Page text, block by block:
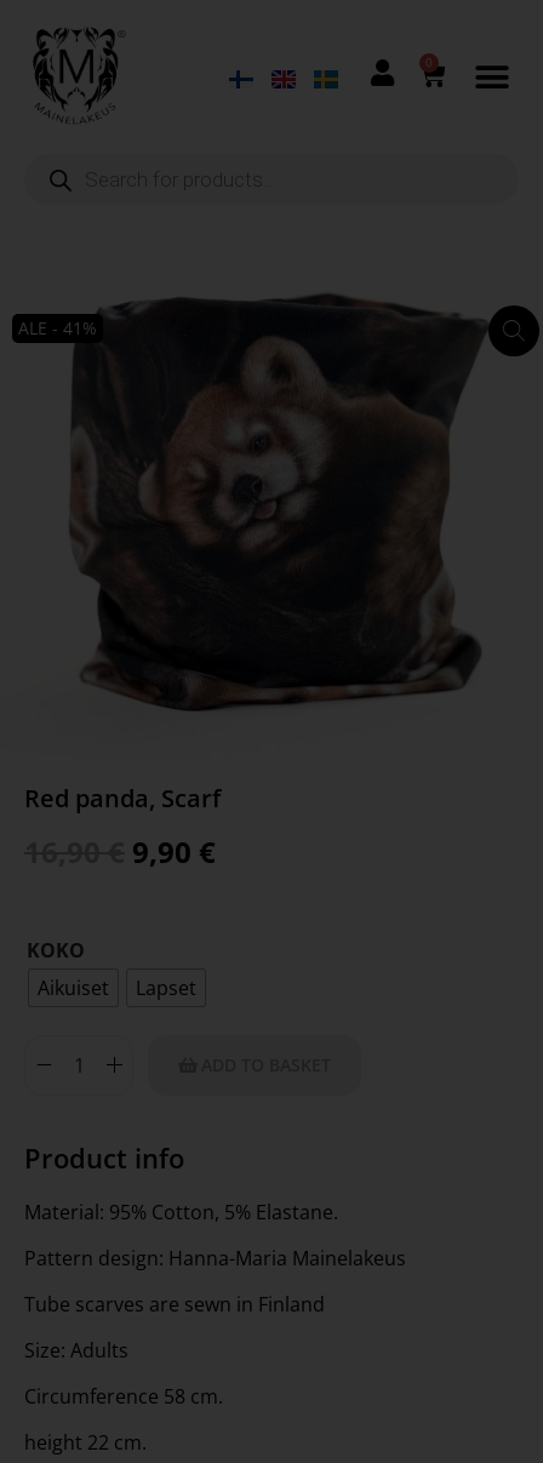
0
ALE - 41%
Red panda, Scarf
9,90 €
KOKO
Aikuiset
Lapset
Product info
Material: 95% Cotton, 5% Elastane.
Pattern design: Hanna-Maria Mainelakeus
Tube scarves are sewn in Finland
Size: Adults
Circumference 58 cm.
height 22 cm.